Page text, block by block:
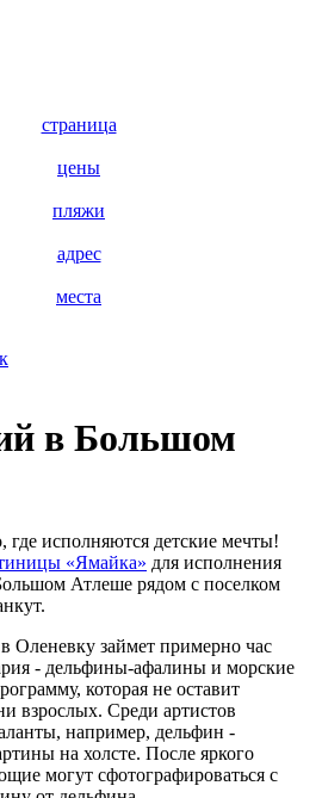
страница
цены
пляжи
адрес
места
в Большом
где исполняются детские мечты!
«Ямайка» для исполнения
Атлеше рядом с поселком
Оленевку займет примерно час
- дельфины-афалины и морские
которая не оставит
взрослых. Среди артистов
например, дельфин -
на холсте. После яркого
могут сфотографироваться с